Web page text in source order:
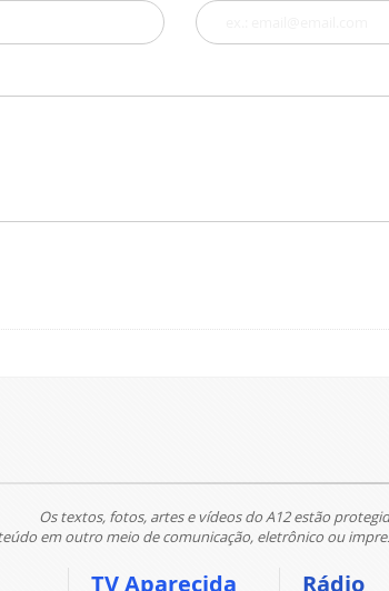
Os textos, fotos, artes e vídeos do A12 estão
em outro meio de comunicação, eletrônico ou
TV Aparecida Rádio